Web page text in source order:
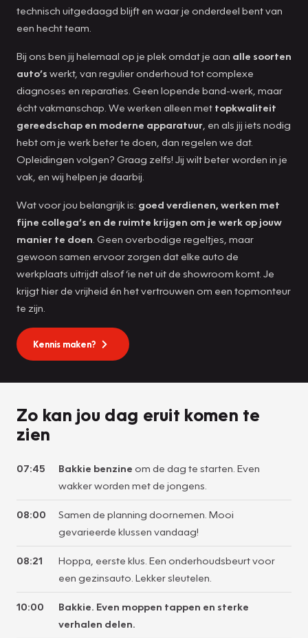
technisch uitgedaagd blijft en waar je onderdeel bent van
een hecht team.
Bij ons ben jij helemaal op je plek omdat je aan alle soorten
auto’s werkt, van regulier onderhoud tot complexe
diagnoses en reparaties. Geen lopende band-werk, maar
écht vakmanschap. We werken alleen met topkwaliteit
gereedschap en moderne apparatuur , en als jij iets nodig
hebt om je werk beter te doen, dan regelen we dat.
Opleidingen volgen? Graag zelfs! Jij wilt beter worden in je
vak, en wij helpen je daarbij.
Wat voor jou belangrijk is: goed verdienen, werken met
fijne collega’s en de ruimte krijgen om je werk op jouw
manier te doen . Geen overbodige regeltjes, maar
gewoon samen ervoor zorgen dat elke auto de
werkplaats uitrijdt alsof ‘ie net uit de showroom komt. Je
krijgt hier de vrijheid én het vertrouwen om een topmonteur
te zijn.
Kennis maken?
Zo kan jou dag eruit komen te
zien
07:45 Bakkie benzine om de dag te starten. Even
wakker worden met de jongens.
08:00
Samen de planning doornemen. Mooi
gevarieerde klussen vandaag!
08:21
Hoppa, eerste klus. Een onderhoudsbeurt voor
een gezinsauto. Lekker sleutelen.
10:00
Bakkie. Even moppen tappen en sterke
verhalen delen.